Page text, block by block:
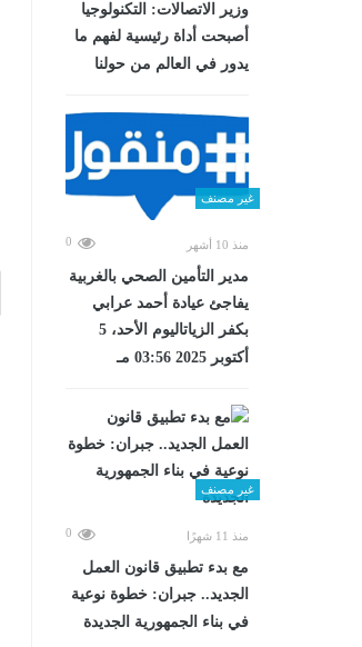
وزير الاتصالات: التكنولوجيا
أصبحت أداة رئيسية لفهم ما
يدور في العالم من حولنا
غير مصنف
منذ 10 أشهر 0
مدير التأمين الصحي بالغربية
يفاجئ عيادة أحمد عرابي
بكفر الزياتاليوم الأحد، 5
أكتوبر 2025 03:56 مـ
غير مصنف
منذ 11 شهرًا 0
مع بدء تطبيق قانون العمل
الجديد.. جبران: خطوة نوعية
في بناء الجمهورية الجديدة